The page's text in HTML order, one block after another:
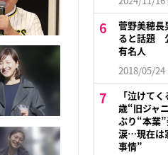
菅野美穂長
ると話題
有名人
2018/05/24
「泣けて
歳“旧ジャ
ぶり“本業
涙…現在は
事情”